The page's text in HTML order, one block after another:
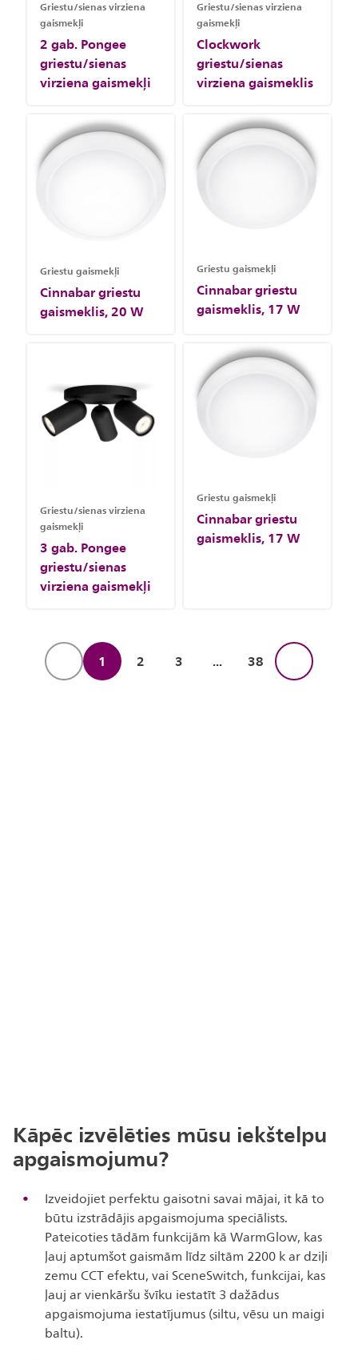
Griestu/sienas virziena
gaismekļi
2 gab. Pongee
griestu/sienas
virziena gaismekļi
Griestu/sienas virziena
gaismekļi
Clockwork
griestu/sienas
virziena gaismeklis
Griestu gaismekļi
Cinnabar griestu
gaismeklis, 20 W
Griestu gaismekļi
Cinnabar griestu
gaismeklis, 17 W
Griestu/sienas virziena
gaismekļi
3 gab. Pongee
griestu/sienas
virziena gaismekļi
Griestu gaismekļi
Cinnabar griestu
gaismeklis, 17 W
1 2 3 ... 38
Kāpēc izvēlēties mūsu iekštelpu
apgaismojumu?
Izveidojiet perfektu gaisotni savai mājai, it kā to
būtu izstrādājis apgaismojuma speciālists.
Pateicoties tādām funkcijām kā WarmGlow, kas
ļauj aptumšot gaismām līdz siltām 2200 k ar dziļi
zemu CCT efektu, vai SceneSwitch, funkcijai, kas
ļauj ar vienkāršu švīku iestatīt 3 dažādus
apgaismojuma iestatījumus (siltu, vēsu un maigi
baltu).